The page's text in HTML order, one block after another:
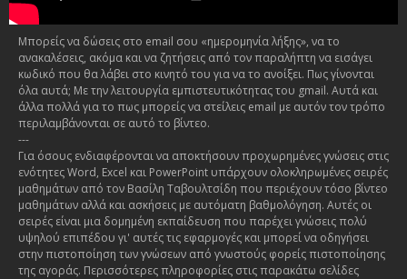
Μπορείς να δώσεις στο email σου «ημερομηνία λήξης», να το
ανακαλέσεις, ακόμα και να ζητήσεις από τον παραλήπτη να εισάγει
κωδικό που θα λάβει στο κινητό του για να το ανοίξει. Πως γίνονται
όλα αυτά; Με την λειτουργία εμπιστευτικότητας του gmail. Αυτά και
άλλα πολλά για το πως μπορείς να στείλεις email με αυτόν τον τρόπο
περιλαμβάνονται σε αυτό το βίντεο.
---
Για όσους ενδιαφέρονται να αποκτήσουν προχωρημένες γνώσεις στις
ενότητες Word, Excel και PowerPoint υπάρχουν ολοκληρωμένες σειρές
μαθημάτων από τον Βασίλη Ταβουλτσίδη που περιέχουν τόσο βίντεο
μαθημάτων αλλά και ασκήσεις με αυτόματη βαθμολόγηση. Αυτές οι
σειρές είναι μια δομημένη εκπαίδευση που παρέχει γνώσεις πολύ
υψηλού επιπέδου γι' αυτές τις εφαρμογές και μπορεί να οδηγήσει
στην πιστοποίηση των γνώσεων από γνωστούς φορείς πιστοποίησης
της αγοράς. Περισσότερες πληροφορίες στις παρακάτω σελίδες